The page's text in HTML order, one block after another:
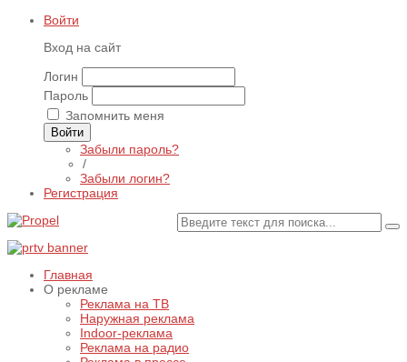
Войти
Вход на сайт
Логин
Пароль
Запомнить меня
Войти
Забыли пароль?
/
Забыли логин?
Регистрация
Главная
О рекламе
Реклама на ТВ
Наружная реклама
Indoor-реклама
Реклама на радио